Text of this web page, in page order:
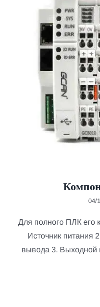
04/
Для полного ПЛК его
Источник питания
вывода 3. Выходной